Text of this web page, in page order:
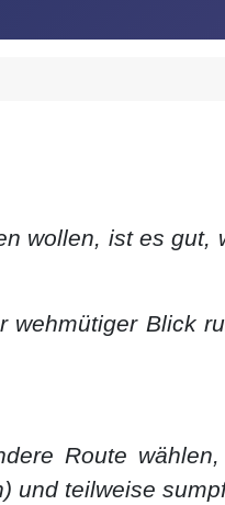
wollen, ist es gut,
Blick
Route
teilweise